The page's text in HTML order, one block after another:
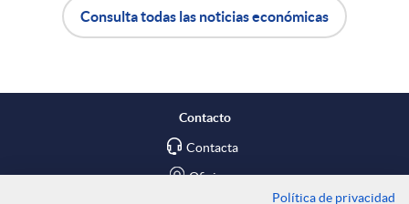
e
p
o
Consulta todas las noticias económicas
Contacto
Contacta
Oficinas
Política de privacidad